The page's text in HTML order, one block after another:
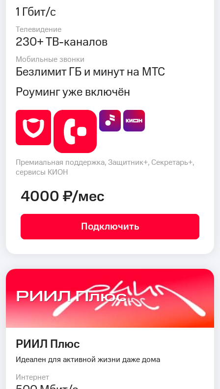
1 Гбит/с
Телевидение
230+ ТВ-каналов
Мобильные звонки
Безлимит ГБ и минут на МТС
Роуминг уже включён
Премиальная поддержка, Защитник+, Секретарь+,
сервисы КИОН
4000 ₽/мес
Подключить
РИИЛ Плюс
РИИЛ Плюс
Идеален для активной жизни даже дома
Интернет